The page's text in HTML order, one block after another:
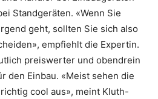
Standgeräten. «Wenn Sie
geht, sollten Sie sich also
empfiehlt die Expertin.
preiswerter und obendrein
den Einbau. «Meist sehen die
cool aus», meint Kluth-